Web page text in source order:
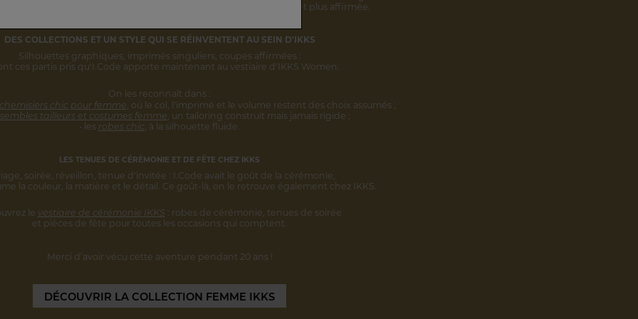
s'inscrivent désormais
et plus affirmée.
DES COLLECTIONS ET UN STYLE QUI SE RÉINVENTENT AU SEIN D'IKKS
Silhouettes graphiques, imprimés singuliers, coupes affirmées :
ces partis pris qu'I.Code apporte maintenant au vestiaire d'IKKS Women.
On les reconnaît dans :
chic pour femme, où le col, l'imprimé et le volume restent des choix assumés ;
tailleurs et costumes femme, un tailoring construit mais jamais rigide ;
• les robes chic, à la silhouette fluide.
LES TENUES DE CÉRÉMONIE ET DE FÊTE CHEZ IKKS
soirée, réveillon, tenue d'invitée : I.Code avait le goût de la cérémonie,
la couleur, la matière et le détail. Ce goût-là, on le retrouve également chez IKKS.
le vestiaire de cérémonie IKKS : robes de cérémonie, tenues de soirée
et pièces de fête pour toutes les occasions qui comptent.
Merci d’avoir vécu cette aventure pendant 20 ans !
DÉCOUVRIR LA COLLECTION FEMME IKKS